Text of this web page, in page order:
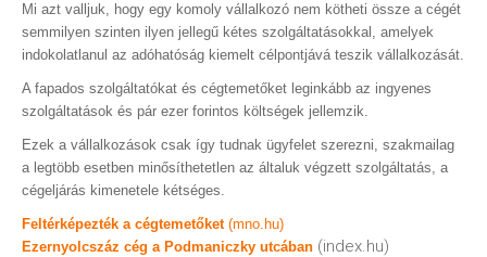
Mi azt valljuk, hogy egy komoly vállalkozó nem kötheti össze a cégét
semmilyen szinten ilyen jellegű kétes szolgáltatásokkal, amelyek
indokolatlanul az adóhatóság kiemelt célpontjává teszik vállalkozását.
A fapados szolgáltatókat és cégtemetőket leginkább az ingyenes
szolgáltatások és pár ezer forintos költségek jellemzik.
Ezek a vállalkozások csak így tudnak ügyfelet szerezni, szakmailag
a legtöbb esetben minősíthetetlen az általuk végzett szolgáltatás, a
cégeljárás kimenetele kétséges.
Feltérképezték a cégtemetőket (mno.hu)
Ezernyolcszáz cég a Podmaniczky utcában (index.hu)